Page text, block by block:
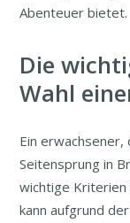
Abenteuer bietet.
Die
Wahl
Ein
Seitensprung in
wichtige Kriterien
kann aufgrund